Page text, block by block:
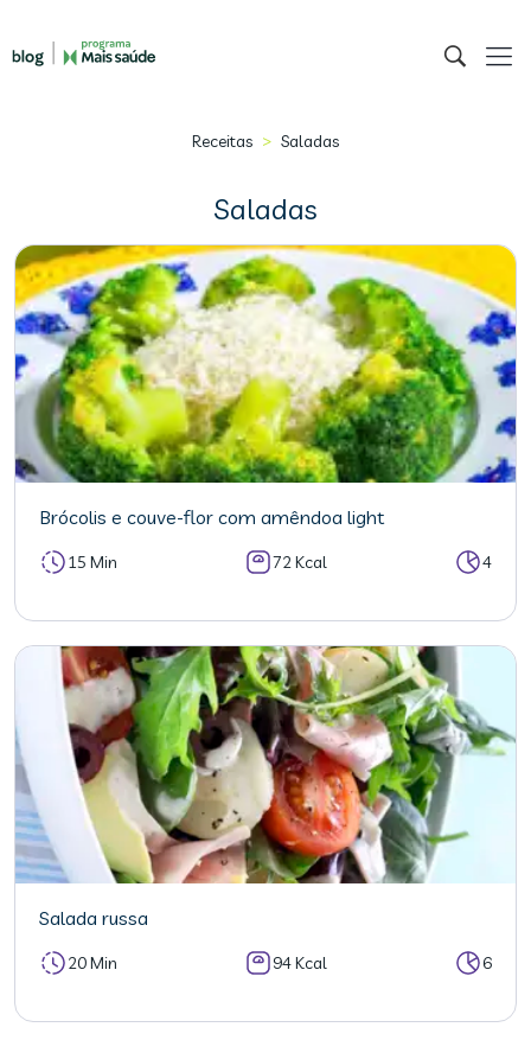
Receitas > Saladas
Saladas
Brócolis e couve-flor com amêndoa light
15 Min 72 Kcal 4
Salada russa
20 Min 94 Kcal 6